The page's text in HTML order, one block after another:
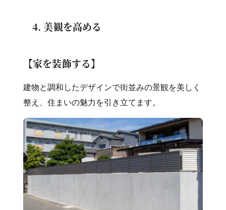
4. 美観を高める
【家を装飾する】
建物と調和したデザインで街並みの景観を美しく
整え、住まいの魅力を引き立てます。